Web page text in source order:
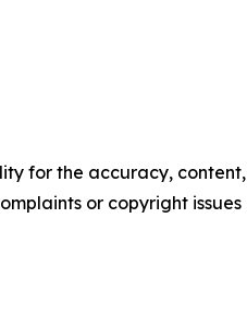
for the accuracy, content,
or copyright issues